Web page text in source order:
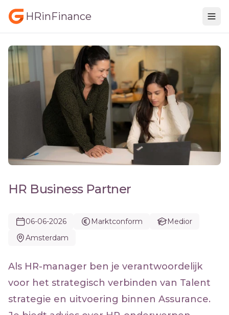
HRinFinance
HR Business Partner
06-06-2026 Marktconform
Medior
Amsterdam
Als HR-manager ben je verantwoordelijk
voor het strategisch verbinden van Talent
strategie en uitvoering binnen Assurance.